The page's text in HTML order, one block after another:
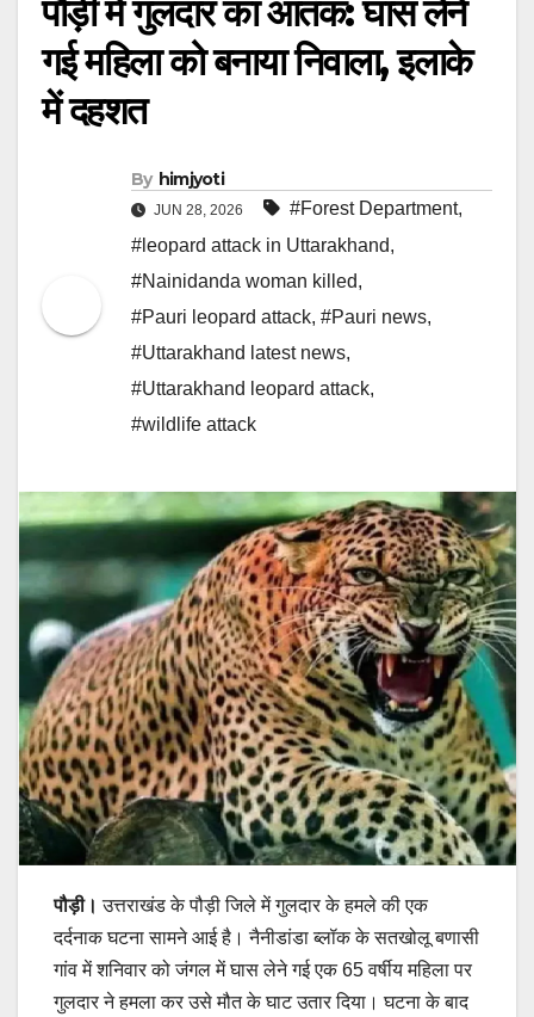
पौड़ी में गुलदार का आतंक: घास लेने
गई महिला को बनाया निवाला, इलाके
में दहशत
By himjyoti
JUN 28, 2026 #Forest Department,
#leopard attack in Uttarakhand,
#Nainidanda woman killed,
#Pauri leopard attack, #Pauri news,
#Uttarakhand latest news,
#Uttarakhand leopard attack,
#wildlife attack
पौड़ी। उत्तराखंड के पौड़ी जिले में गुलदार के हमले की एक
दर्दनाक घटना सामने आई है। नैनीडांडा ब्लॉक के सतखोलू बणासी
गांव में शनिवार को जंगल में घास लेने गई एक 65 वर्षीय महिला पर
गुलदार ने हमला कर उसे मौत के घाट उतार दिया। घटना के बाद